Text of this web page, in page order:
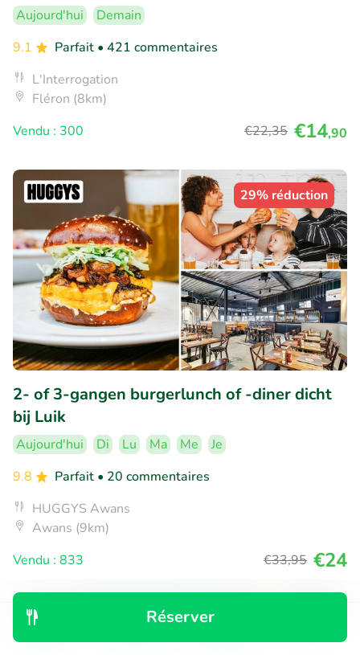
Réserver
Aujourd'hui
Demain
9.1
Parfait • 421 commentaires
L'Interrogation
Fléron (8km)
Vendu : 300
€22,35 €14,90
29% réduction
2- of 3-gangen burgerlunch of -diner dicht
bij Luik
Aujourd'hui Di Lu Ma Me
Je
9.8
Parfait • 20 commentaires
HUGGYS Awans
Awans (9km)
Vendu : 833
€33,95 €24